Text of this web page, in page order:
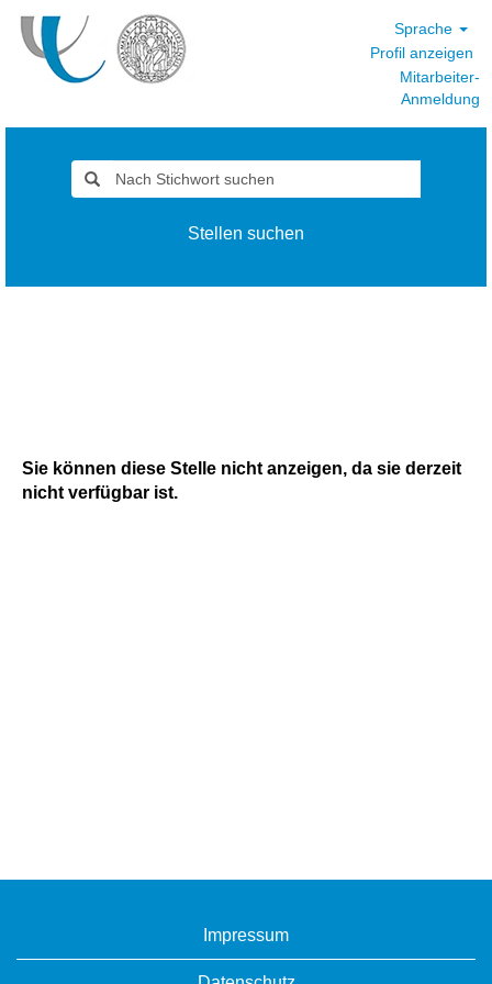
Sprache
Profil anzeigen
Mitarbeiter-
Anmeldung
Stellen suchen
Sie können diese Stelle nicht anzeigen, da sie derzeit
nicht verfügbar ist.
Impressum